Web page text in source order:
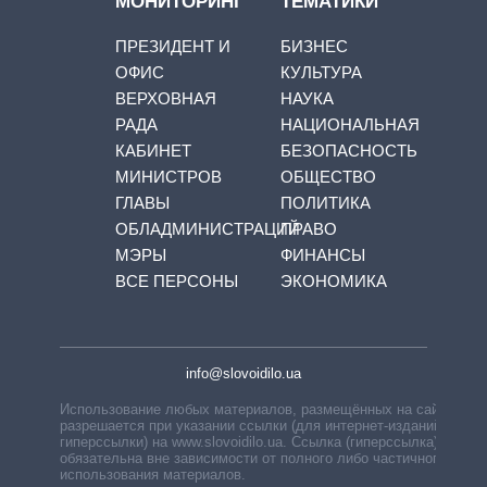
ПРЕЗИДЕНТ И
ОФИС
ВЕРХОВНАЯ
РАДА
КАБИНЕТ
МИНИСТРОВ
ГЛАВЫ
ОБЛАДМИНИСТРАЦИЙ
МЭРЫ
ВСЕ ПЕРСОНЫ
БИЗНЕС
КУЛЬТУРА
НАУКА
НАЦИОНАЛЬНАЯ
БЕЗОПАСНОСТЬ
ОБЩЕСТВО
ПОЛИТИКА
ПРАВО
ФИНАНСЫ
ЭКОНОМИКА
info@slovoidilo.ua
Использование любых материалов, размещённых на сайте,
разрешается при указании ссылки (для интернет-изданий —
гиперссылки) на www.slovoidilo.ua. Ссылка (гиперссылка)
обязательна вне зависимости от полного либо частичного
использования материалов.